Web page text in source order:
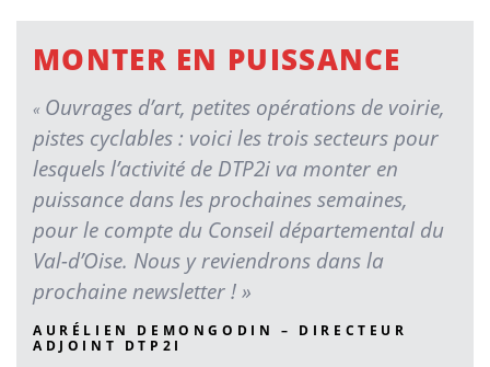
MONTER EN PUISSANCE
« Ouvrages d’art, petites opérations de voirie,
pistes cyclables : voici les trois secteurs pour
lesquels l’activité de DTP2i va monter en
puissance dans les prochaines semaines,
pour le compte du Conseil départemental du
Val-d’Oise. Nous y reviendrons dans la
prochaine newsletter ! »
AURÉLIEN DEMONGODIN – DIRECTEUR
ADJOINT DTP2I